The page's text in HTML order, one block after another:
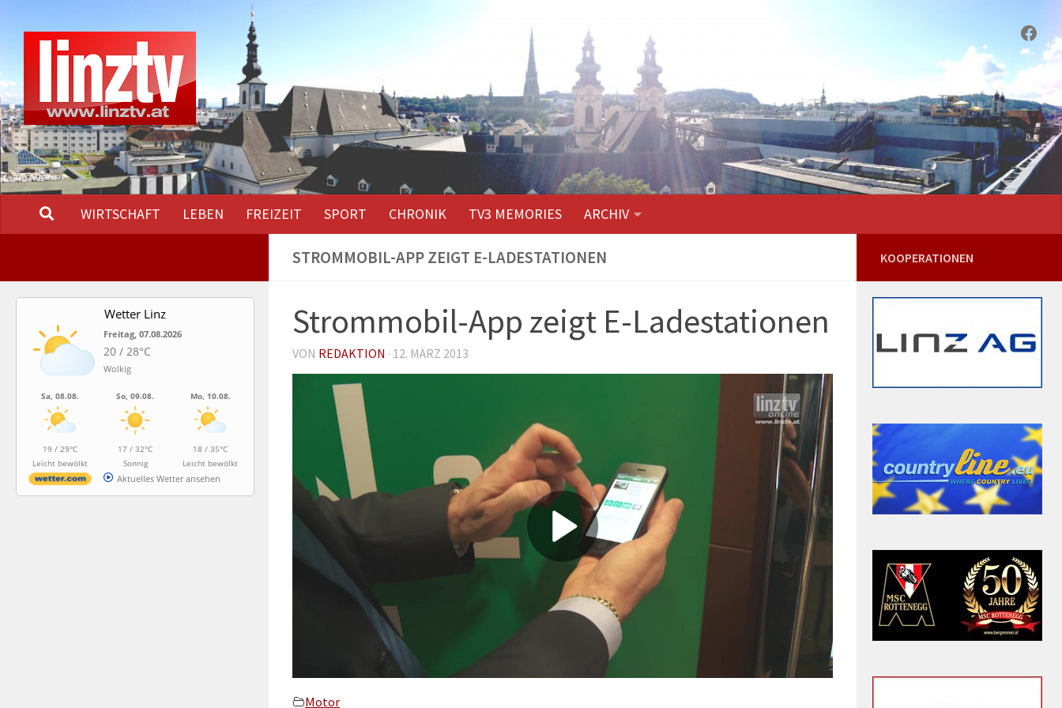
WIRTSCHAFT LEBEN FREIZEIT SPORT CHRONIK TV3 MEMORIES ARCHIV
STROMMOBIL-APP ZEIGT E-LADESTATIONEN
Strommobil-App zeigt E-Ladestationen
VON REDAKTION · 12. MÄRZ 2013
Motor
Wetter Linz
Freitag, 07.08.2026
20 / 28°C
Wolkig
Sa, 08.08.
19 / 29°C
Leicht bewölkt
So, 09.08.
17 / 32°C
Sonnig
Mo, 10.08.
18 / 35°C
Leicht bewölkt
Aktuelles Wetter ansehen
KOOPERATIONEN